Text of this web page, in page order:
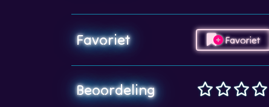
Favoriet Favoriet
Beoordeling